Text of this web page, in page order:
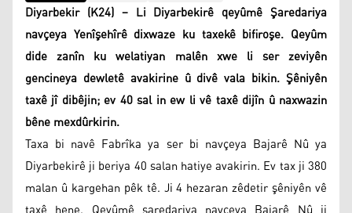
Diyarbekir (K24) – Li Diyarbekirê qeyûmê Şaredariya
navçeya Yenîşehîrê dixwaze ku taxekê bifiroşe. Qeyûm
dide zanîn ku welatiyan malên xwe li ser zeviyên
gencineya dewletê avakirine û divê vala bikin. Şêniyên
taxê jî dibêjin; ev 40 sal in ew li vê taxê dijîn û naxwazin
bêne mexdûrkirin.
Taxa bi navê Fabrîka ya ser bi navçeya Bajarê Nû ya
Diyarbekirê ji beriya 40 salan hatiye avakirin. Ev tax ji 380
malan û kargehan pêk tê. Ji 4 hezaran zêdetir şêniyên vê